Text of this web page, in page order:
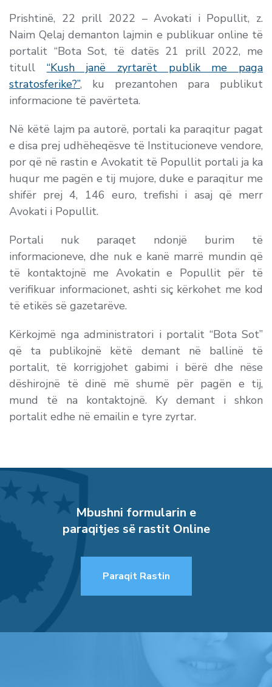
Prishtinë, 22 prill 2022 – Avokati i Popullit, z.
Naim Qelaj demanton lajmin e publikuar online të
portalit “Bota Sot, të datës 21 prill 2022, me
titull “Kush janë zyrtarët publik me paga
stratosferike?”, ku prezantohen para publikut
informacione të pavërteta.
Në këtë lajm pa autorë, portali ka paraqitur pagat
e disa prej udhëheqësve të Institucioneve vendore,
por që në rastin e Avokatit të Popullit portali ja ka
huqur me pagën e tij mujore, duke e paraqitur me
shifër prej 4, 146 euro, trefishi i asaj që merr
Avokati i Popullit.
Portali nuk paraqet ndonjë burim të
informacioneve, dhe nuk e kanë marrë mundin që
të kontaktojnë me Avokatin e Popullit për të
verifikuar informacionet, ashti siç kërkohet me kod
të etikës së gazetarëve.
Kërkojmë nga administratori i portalit “Bota Sot”
që ta publikojnë këtë demant në ballinë të
portalit, të korrigjohet gabimi i bërë dhe nëse
dëshirojnë të dinë më shumë për pagën e tij,
mund të na kontaktojnë. Ky demant i shkon
portalit edhe në emailin e tyre zyrtar.
Mbushni formularin e
paraqitjes së rastit Online
Paraqit Rastin